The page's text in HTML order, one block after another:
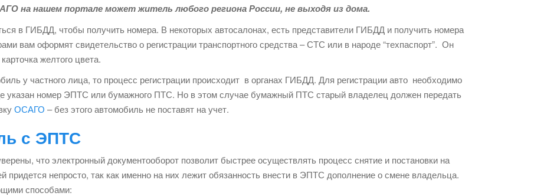
на нашем портале может житель любого региона России, не выходя из дома.
в ГИБДД, чтобы получить номера. В некоторых автосалонах, есть представители ГИБДД и получить номера
вам оформят свидетельство о регистрации транспортного средства – СТС или в народе “техпаспорт”. Он
желтого цвета.
у частного лица, то процесс регистрации происходит в органах ГИБДД. Для регистрации авто необходимо
указан номер ЭПТС или бумажного ПТС. Но в этом случае бумажный ПТС старый владелец должен передать
ОСАГО – без этого автомобиль не поставят на учет.
с ЭПТС
что электронный документооборот позволит быстрее осуществлять процесс снятие и постановки на
придется непросто, так как именно на них лежит обязанность внести в ЭПТС дополнение о смене владельца.
способами: